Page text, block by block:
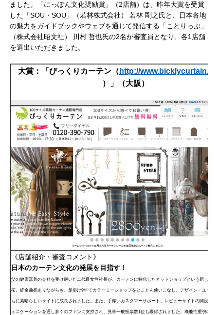
ました。「にっぽん文化奨励賞」（2店舗）は、昨年大賞を受賞
した「SOU・SOU」（若林株式会社） 若林 剛之氏と、日本各地
の魅力をガイドブックやウェブを通じて発信する「ことりっぷ」
（株式会社昭文社） 川村 哲也氏の2名が審査員となり、各1店舗
を選出いただきました。
大賞：「びっくりカーテン（ http://
）」（大阪）
《店舗紹介・審査コメント》
日本のカーテン文化の発展を目指す！
父の健康器具の会社を受け継いだ二代目女性社長が、カーテンに特化したネットショップという新しい
拓。紆余曲折ありながらも、足掛け9年でカラーミーショップをとことん使いこなし、デザイン・ユーザ
もに素晴らしいサイトに成長されました。また、手厚いカスタマーサポート、レビューサイトの開設、
ュニケーションを通し多くのファンに支持され、見事一般投票数1位も獲得されました。機能性重視の画